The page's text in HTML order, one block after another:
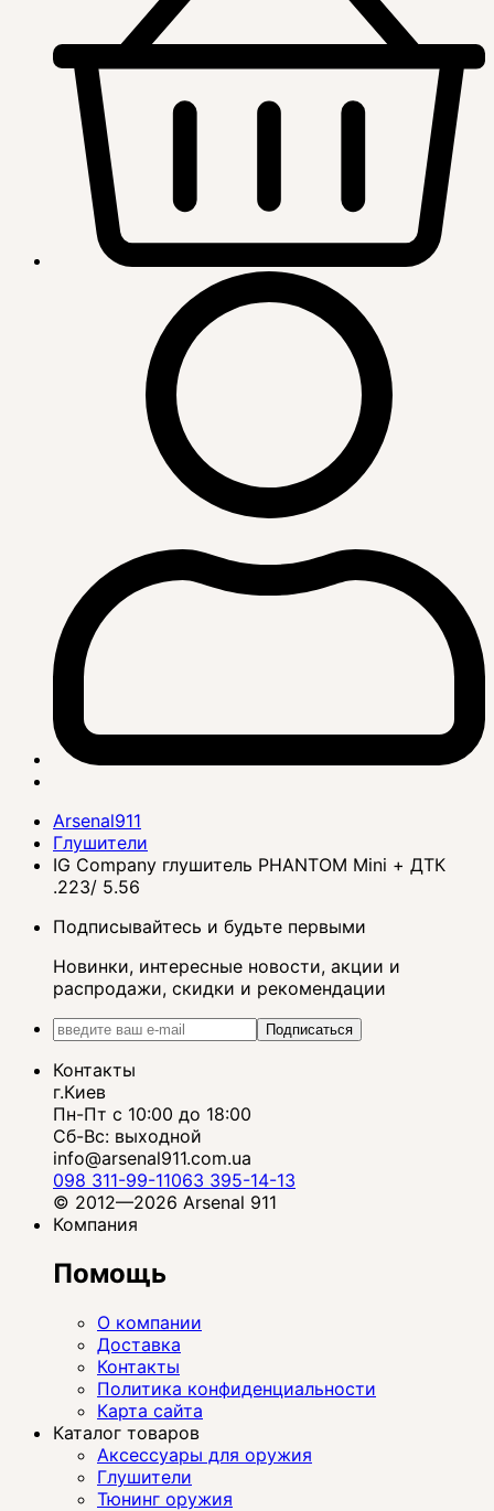
Arsenal911
Глушители
IG Company глушитель PHANTOM Mini + ДТК
.223/ 5.56
Подписывайтесь и будьте первыми
Новинки, интересные новости, акции и
распродажи, скидки и рекомендации
Подписаться
Контакты
г.Киев
Пн-Пт с 10:00 до 18:00
Сб-Вс: выходной
info@arsenal911.com.ua
098 311-99-11063 395-14-13
© 2012—2026 Arsenal 911
Компания
Помощь
О компании
Доставка
Контакты
Политика конфиденциальности
Карта сайта
Каталог товаров
Аксессуары для оружия
Глушители
Тюнинг оружия